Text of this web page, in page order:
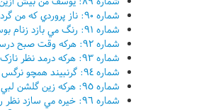
شماره ٩٠: ناز پروردي که من گرديده ام پروانه اش
شماره ٩١: رنگ مي بازد زنام بوسه ياقوت لبش
شماره ٩٢: هرکه وقت صبح درساغر شرابي نيستش
شماره ٩٣: هرکه درمد نظر نازک مياني نيستش
شماره ٩٤: گرنبيند همچو نرگس زير پا مي زيبدش
شماره ٩٥: هرکه زين گلشن لبي خندانتر از گل بايدش
شماره ٩٦: خيره مي سازد نظر را در قبا سيمين برش